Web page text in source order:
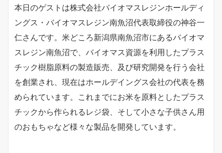
本日のゲストは株式会社バイオマスレジンホールディ
ングス・バイオマスレジン南魚沼代表取締役の神谷一
仁さんです。米どころ新潟県南魚沼市にあるバイオマ
スレジン南魚沼で、バイオマス資源を利用したプラス
チック樹脂原料の製造販売、及び研究開発を行う会社
を創業され、現在はホールデイングス会社の代表を務
められています。これまでにお米を原料としたプラス
チックから作られるレジ袋、そして小さな子供さん用
のおもちゃなど様々な製品を開発しています。